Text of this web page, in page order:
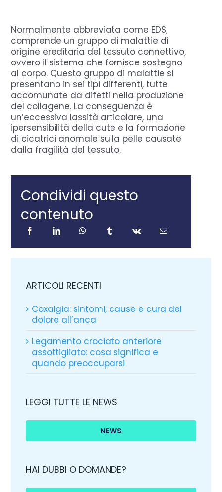
Domande Frequenti
Chi sono
Press
Prenota
Normalmente abbreviata come EDS,
comprende un gruppo di malattie di
origine ereditaria del tessuto connettivo,
ovvero il sistema che fornisce sostegno
al corpo. Questo gruppo di malattie si
presentano in sei tipi differenti, tutte
accomunate da difetti nella produzione
del collagene. La conseguenza è
un’eccessiva lassità articolare, una
ipersensibilità della cute e la formazione
di cicatrici anomale sulla pelle causate
dalla fragilità del tessuto.
Condividi questo
contenuto
ARTICOLI RECENTI
Coxalgia: sintomi, cause e cura del
dolore all’anca
Legamento crociato anteriore
assottigliato: cosa significa e
quando preoccuparsi
LEGGI TUTTE LE NEWS
NEWS
HAI DUBBI O DOMANDE?